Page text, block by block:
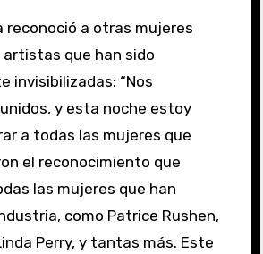
reconoció a otras mujeres
que han sido
invisibilizadas: “Nos
y esta noche estoy
a todas las mujeres que
el reconocimiento que
las mujeres que han
como Patrice Rushen,
Perry, y tantas más. Este